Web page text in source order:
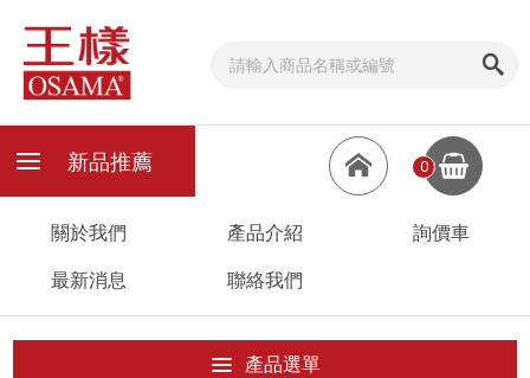
0
新品推薦
關於我們 產品介紹
詢價車
最新消息
聯絡我們
產品選單